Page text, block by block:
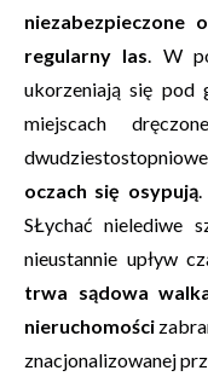
niezabezpieczone
regularny las. W
ukorzeniają się pod
miejscach
oczach się osypują.
SŁychać nielediwe
nieustannie upływ
trwa sądowa
nieruchomości
znacjonalizowanej